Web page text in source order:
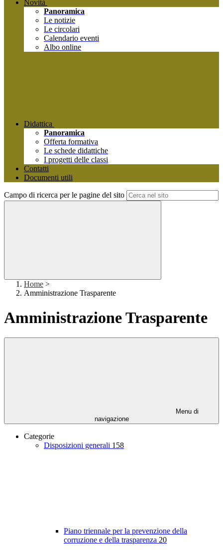
Novità
Panoramica
Le notizie
Le circolari
Calendario eventi
Albo online
Didattica
Panoramica
Offerta formativa
Le schede didattiche
I progetti delle classi
Contatti
Documenti utili
Campo di ricerca per le pagine del sito
Home >
Amministrazione Trasparente
Amministrazione Trasparente
Menu di
navigazione
Categorie
Disposizioni generali 158
Piano triennale per la prevenzione della
corruzione e della trasparenza 20